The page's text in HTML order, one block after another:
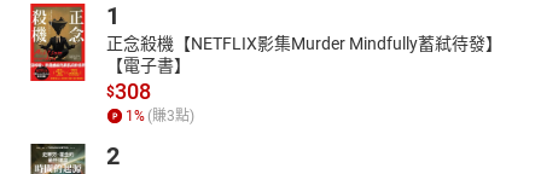
1
正念殺機【NETFLIX影集Murder Mindfully蓄弒待發】
【電子書】
$308
1 % (賺3點)
2